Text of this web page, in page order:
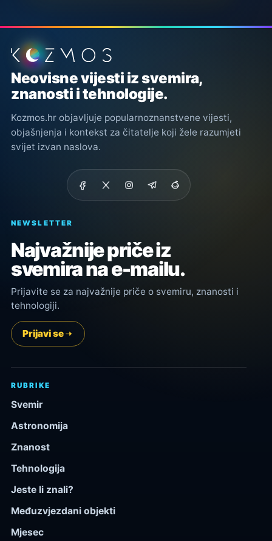
Podnožje stranice
Neovisne vijesti iz svemira,
znanosti i tehnologije.
Kozmos.hr objavljuje popularnoznanstvene vijesti,
objašnjenja i kontekst za čitatelje koji žele razumjeti
svijet izvan naslova.
NEWSLETTER
Najvažnije priče iz
svemira na e-mailu.
Prijavite se za najvažnije priče o svemiru, znanosti i
tehnologiji.
Prijavi se
RUBRIKE
Svemir
Astronomija
Znanost
Tehnologija
Jeste li znali?
Međuzvjezdani objekti
Mjesec